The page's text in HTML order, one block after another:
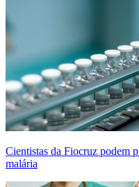
Cientistas da Fiocruz podem
malária